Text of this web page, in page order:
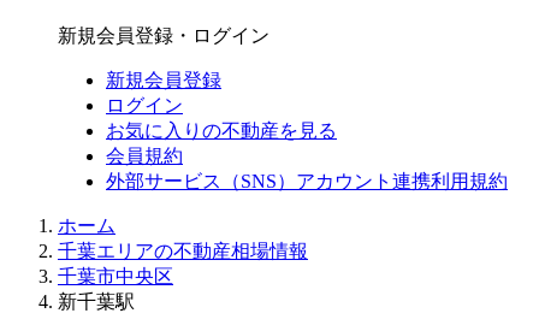
新規会員登録・ログイン
新規会員登録
ログイン
お気に入りの不動産を見る
会員規約
外部サービス（SNS）アカウント連携利用規約
ホーム
千葉エリアの不動産相場情報
千葉市中央区
新千葉駅